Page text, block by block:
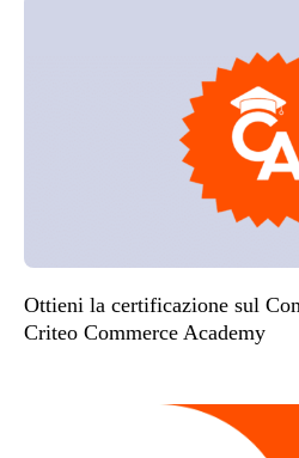
Ottieni la certificazione sul
Criteo Commerce Academy